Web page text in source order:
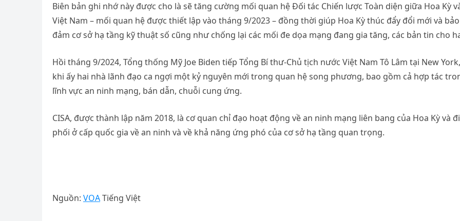
Biên bản ghi nhớ này được cho là sẽ tăng cường mối quan hệ Đối tác Chiến lược Toàn diện giữa Hoa Kỳ
Việt Nam – mối quan hệ được thiết lập vào tháng 9/2023 – đồng thời giúp Hoa Kỳ thúc đẩy đổi mới và bảo
đảm cơ sở hạ tầng kỹ thuật số cũng như chống lại các mối đe dọa mạng đang gia tăng, các bản tin cho
Hồi tháng 9/2024, Tổng thống Mỹ Joe Biden tiếp Tổng Bí thư-Chủ tịch nước Việt Nam Tô Lâm tại New York,
khi ấy hai nhà lãnh đạo ca ngợi một kỷ nguyên mới trong quan hệ song phương, bao gồm cả hợp tác
lĩnh vực an ninh mạng, bán dẫn, chuỗi cung ứng.
CISA, được thành lập năm 2018, là cơ quan chỉ đạo hoạt động về an ninh mạng liên bang của Hoa Kỳ và
phối ở cấp quốc gia về an ninh và về khả năng ứng phó của cơ sở hạ tầng quan trọng.
Nguồn: VOATiếng Việt